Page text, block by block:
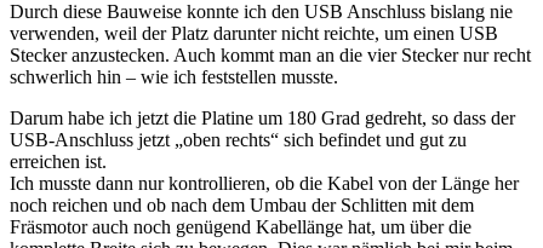
Durch diese Bauweise konnte ich den USB Anschluss bislang nie
verwenden, weil der Platz darunter nicht reichte, um einen USB
Stecker anzustecken. Auch kommt man an die vier Stecker nur recht
schwerlich hin – wie ich feststellen musste.
Darum habe ich jetzt die Platine um 180 Grad gedreht, so dass der
USB-Anschluss jetzt „oben rechts“ sich befindet und gut zu
erreichen ist.
Ich musste dann nur kontrollieren, ob die Kabel von der Länge her
noch reichen und ob nach dem Umbau der Schlitten mit dem
Fräsmotor auch noch genügend Kabellänge hat, um über die